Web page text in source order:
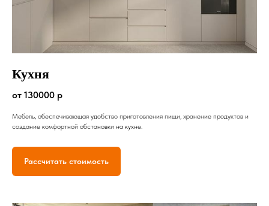
Кухня
от 130000 р
Мебель, обеспечивающая удобство приготовления пищи, хранение продуктов и
создание комфортной обстановки на кухне.
Рассчитать стоимость